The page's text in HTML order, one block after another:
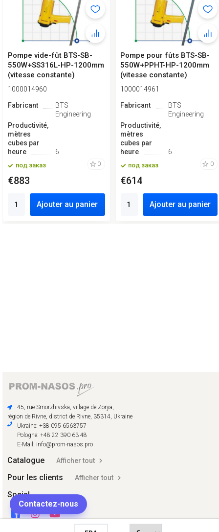
Pompe vide-fût BTS-SB-
550W+SS316L-HP-1200mm
(vitesse constante)
1000014960
Fabricant
BTS
Engineering
Productivité,
mètres
cubes par
heure
6
под заказ 0
€883
Ajouter au panier
Pompe pour fûts BTS-SB-
550W+PPHT-HP-1200mm
(vitesse constante)
1000014961
Fabricant
BTS
Engineering
Productivité,
mètres
cubes par
heure
6
под заказ 0
€614
Ajouter au panier
45, rue Smorzhivska, village de Zorya,
région de Rivne, district de Rivne, 35314, Ukraine
Ukraine: +38 095 6563757
Pologne: +48 22 390 63 48
E-Mail: info@prom-nasos.pro
Catalogue Afficher tout
Pour les clients Afficher tout
Social
Contactez-nous